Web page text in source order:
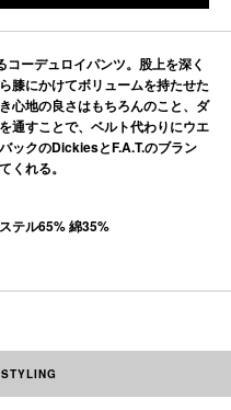
ーデュロイパンツ。股上を深く
膝にかけてボリュームを持たせた
心地の良さはもちろんのこと、ダ
通すことで、ベルト代わりにウエ
ックのDickiesとF.A.T.のブラン
くれる。
テル65% 綿35%